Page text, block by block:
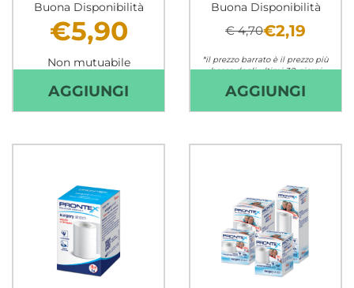
Buona Disponibilità
€5,90
Non mutuabile
AGGIUNGI AGGIUNGI 40
CEROTTI
TRASPIRANTI
Buona Disponibilità
€ 4,70€2,19
*il prezzo barrato è il prezzo più
basso degli ultimi 30 giorni
Non mutuabile
AGGIUNGI
IN